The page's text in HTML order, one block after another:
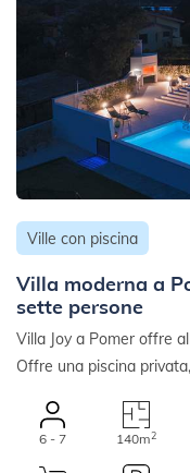
Ville con piscina
Villa moderna a
sette persone
Villa Joy a Pomer offre
Offre una piscina
6 - 7 140m2